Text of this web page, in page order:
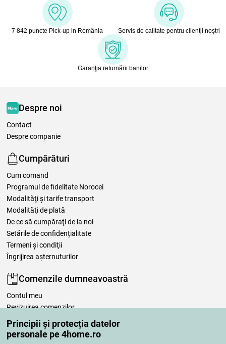
Principii și protecția datelor
personale pe 4home.ro
7 842 puncte Pick-up in România Servis de calitate pentru clienţii noştri
Garanţia returnării banilor
Despre noi
Contact
Despre companie
Cumpărături
Cum comand
Programul de fidelitate Norocei
Modalităţi şi tarife transport
Modalităţi de plată
De ce să cumpăraţi de la noi
Setările de confidențialitate
Termeni şi condiţii
Îngrijirea așternuturilor
Comenzile dumneavoastră
Contul meu
Revizuirea comenzilor
Reclamaţii
Retragere de la contract
Regulile de procesare a recenziilor